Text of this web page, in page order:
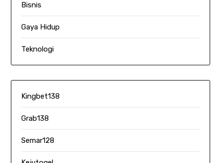
Bisnis
Gaya Hidup
Teknologi
Kingbet138
Grab138
Semar128